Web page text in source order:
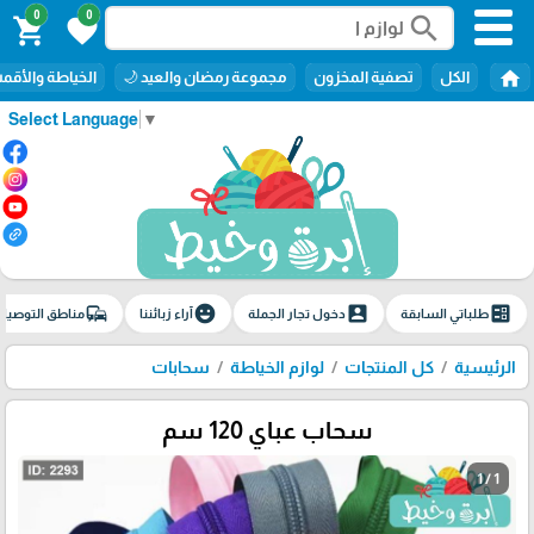
Select Language ▼
search
0
favorite
0
shopping_cart
home الكل تصفية المخزون مجموعة رمضان والعيد 🌙 الخياطة
ballotطلباتي السابقة account_boxدخول تجار الجملة emoji_emotionsآراء زبائننا commuteمناطق
الرئيسية كل المنتجات لوازم الخياطة سحابات
سحاب عباي 120 سم
1 / 1